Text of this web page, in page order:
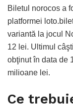
Biletul norocos a
platformei
variantă la jocul
12 lei. Ultimul
obţinut în data de
milioane lei.
Ce